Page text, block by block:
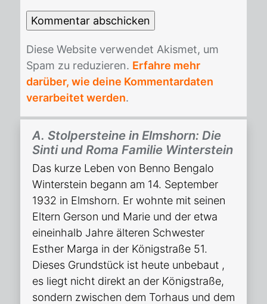
Die­se Web­site ver­wen­det Akis­met, um
Spam zu re­du­zie­ren. Erfahre mehr
darüber, wie deine Kommentardaten
verarbeitet werden.
A. Stolpersteine in Elmshorn: Die
Sinti und Roma Familie Winterstein
Das kurze Leben von Benno Bengalo
Winterstein begann am 14. September
1932 in Elmshorn. Er wohnte mit seinen
Eltern Gerson und Marie und der etwa
eineinhalb Jahre älteren Schwester
Esther Marga in der Königstraße 51.
Dieses Grundstück ist heute unbebaut ,
es liegt nicht direkt an der Königstraße,
sondern zwischen dem Torhaus und dem